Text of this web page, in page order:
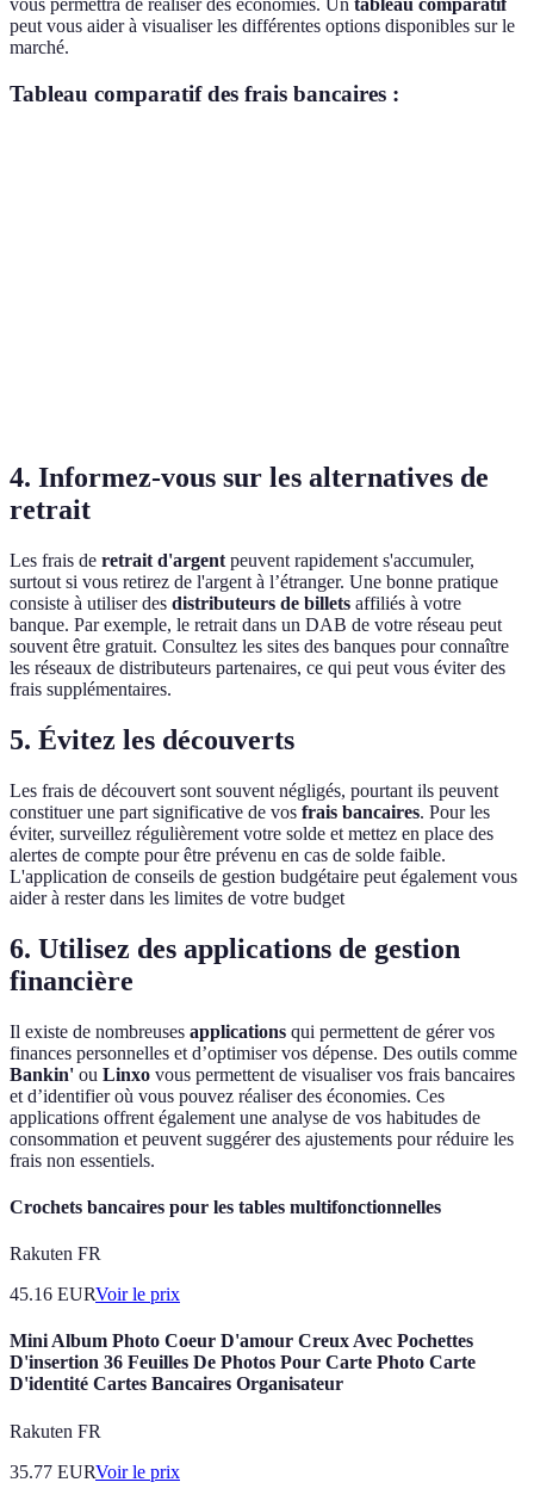
vous permettra de réaliser des économies. Un tableau comparatif
peut vous aider à visualiser les différentes options disponibles sur le
marché.
Tableau comparatif des frais bancaires :
4. Informez-vous sur les alternatives de
retrait
Les frais de retrait d'argent peuvent rapidement s'accumuler,
surtout si vous retirez de l'argent à l’étranger. Une bonne pratique
consiste à utiliser des distributeurs de billets affiliés à votre
banque. Par exemple, le retrait dans un DAB de votre réseau peut
souvent être gratuit. Consultez les sites des banques pour connaître
les réseaux de distributeurs partenaires, ce qui peut vous éviter des
frais supplémentaires.
5. Évitez les découverts
Les frais de découvert sont souvent négligés, pourtant ils peuvent
constituer une part significative de vos frais bancaires. Pour les
éviter, surveillez régulièrement votre solde et mettez en place des
alertes de compte pour être prévenu en cas de solde faible.
L'application de conseils de gestion budgétaire peut également vous
aider à rester dans les limites de votre budget
6. Utilisez des applications de gestion
financière
Il existe de nombreuses applications qui permettent de gérer vos
finances personnelles et d’optimiser vos dépense. Des outils comme
Bankin' ou Linxo vous permettent de visualiser vos frais bancaires
et d’identifier où vous pouvez réaliser des économies. Ces
applications offrent également une analyse de vos habitudes de
consommation et peuvent suggérer des ajustements pour réduire les
frais non essentiels.
Crochets bancaires pour les tables multifonctionnelles
Rakuten FR
45.16 EURVoir le prix
Mini Album Photo Coeur D'amour Creux Avec Pochettes
D'insertion 36 Feuilles De Photos Pour Carte Photo Carte
D'identité Cartes Bancaires Organisateur
Rakuten FR
35.77 EURVoir le prix